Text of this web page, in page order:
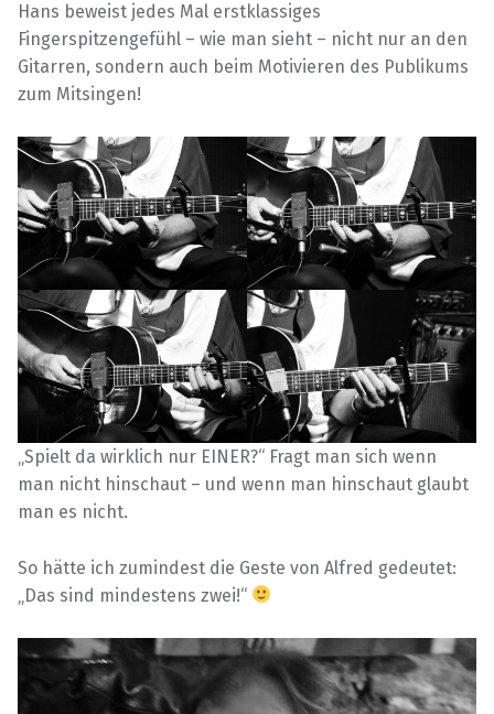
Hans beweist jedes Mal erstklassiges
Fingerspitzengefühl – wie man sieht – nicht nur an den
Gitarren, sondern auch beim Motivieren des Publikums
zum Mitsingen!
„Spielt da wirklich nur EINER?“ Fragt man sich wenn
man nicht hinschaut – und wenn man hinschaut glaubt
man es nicht.
So hätte ich zumindest die Geste von Alfred gedeutet:
„Das sind mindestens zwei!“